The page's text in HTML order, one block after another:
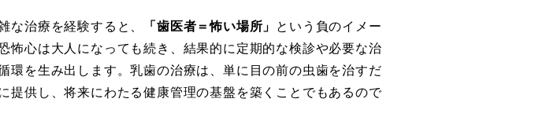
な治療を経験すると、 「歯医者＝怖い場所」
という負のイメー
怖心は大人になっても続き、結果的に定期的な検診や必要な治
を生み出します。乳歯の治療は、単に目の前の虫歯を治すだ
提供し、将来にわたる健康管理の基盤を築くことでもあるので